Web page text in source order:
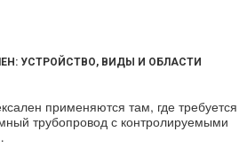
УСТРОЙСТВО, ВИДЫ И ОБЛАСТИ
применяются там, где требуется
трубопровод с контролируемыми